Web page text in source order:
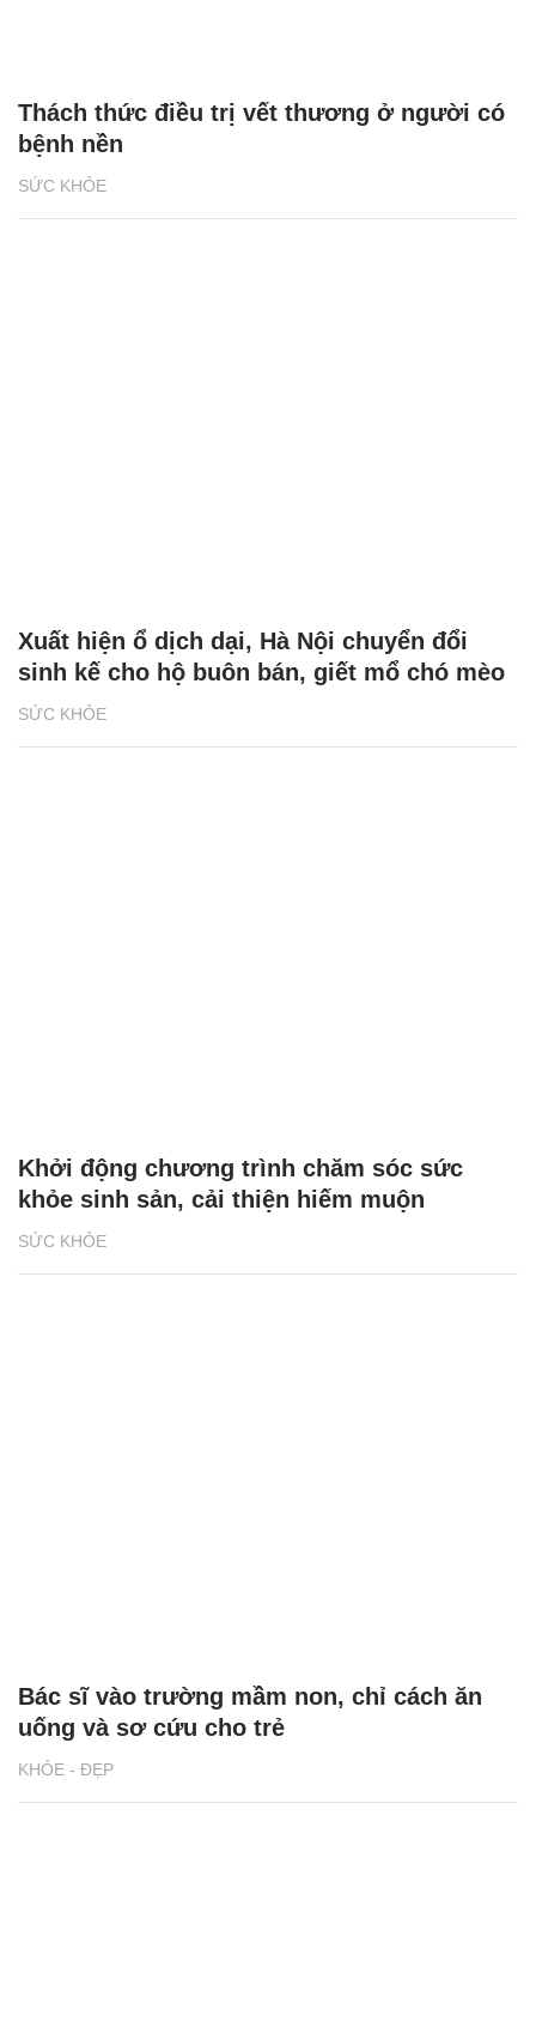
SỨC KHỎE
Thách thức điều trị vết thương ở người có
bệnh nền
SỨC KHỎE
Xuất hiện ổ dịch dại, Hà Nội chuyển đổi
sinh kế cho hộ buôn bán, giết mổ chó mèo
SỨC KHỎE
Khởi động chương trình chăm sóc sức
khỏe sinh sản, cải thiện hiếm muộn
KHỎE - ĐẸP
Bác sĩ vào trường mầm non, chỉ cách ăn
uống và sơ cứu cho trẻ